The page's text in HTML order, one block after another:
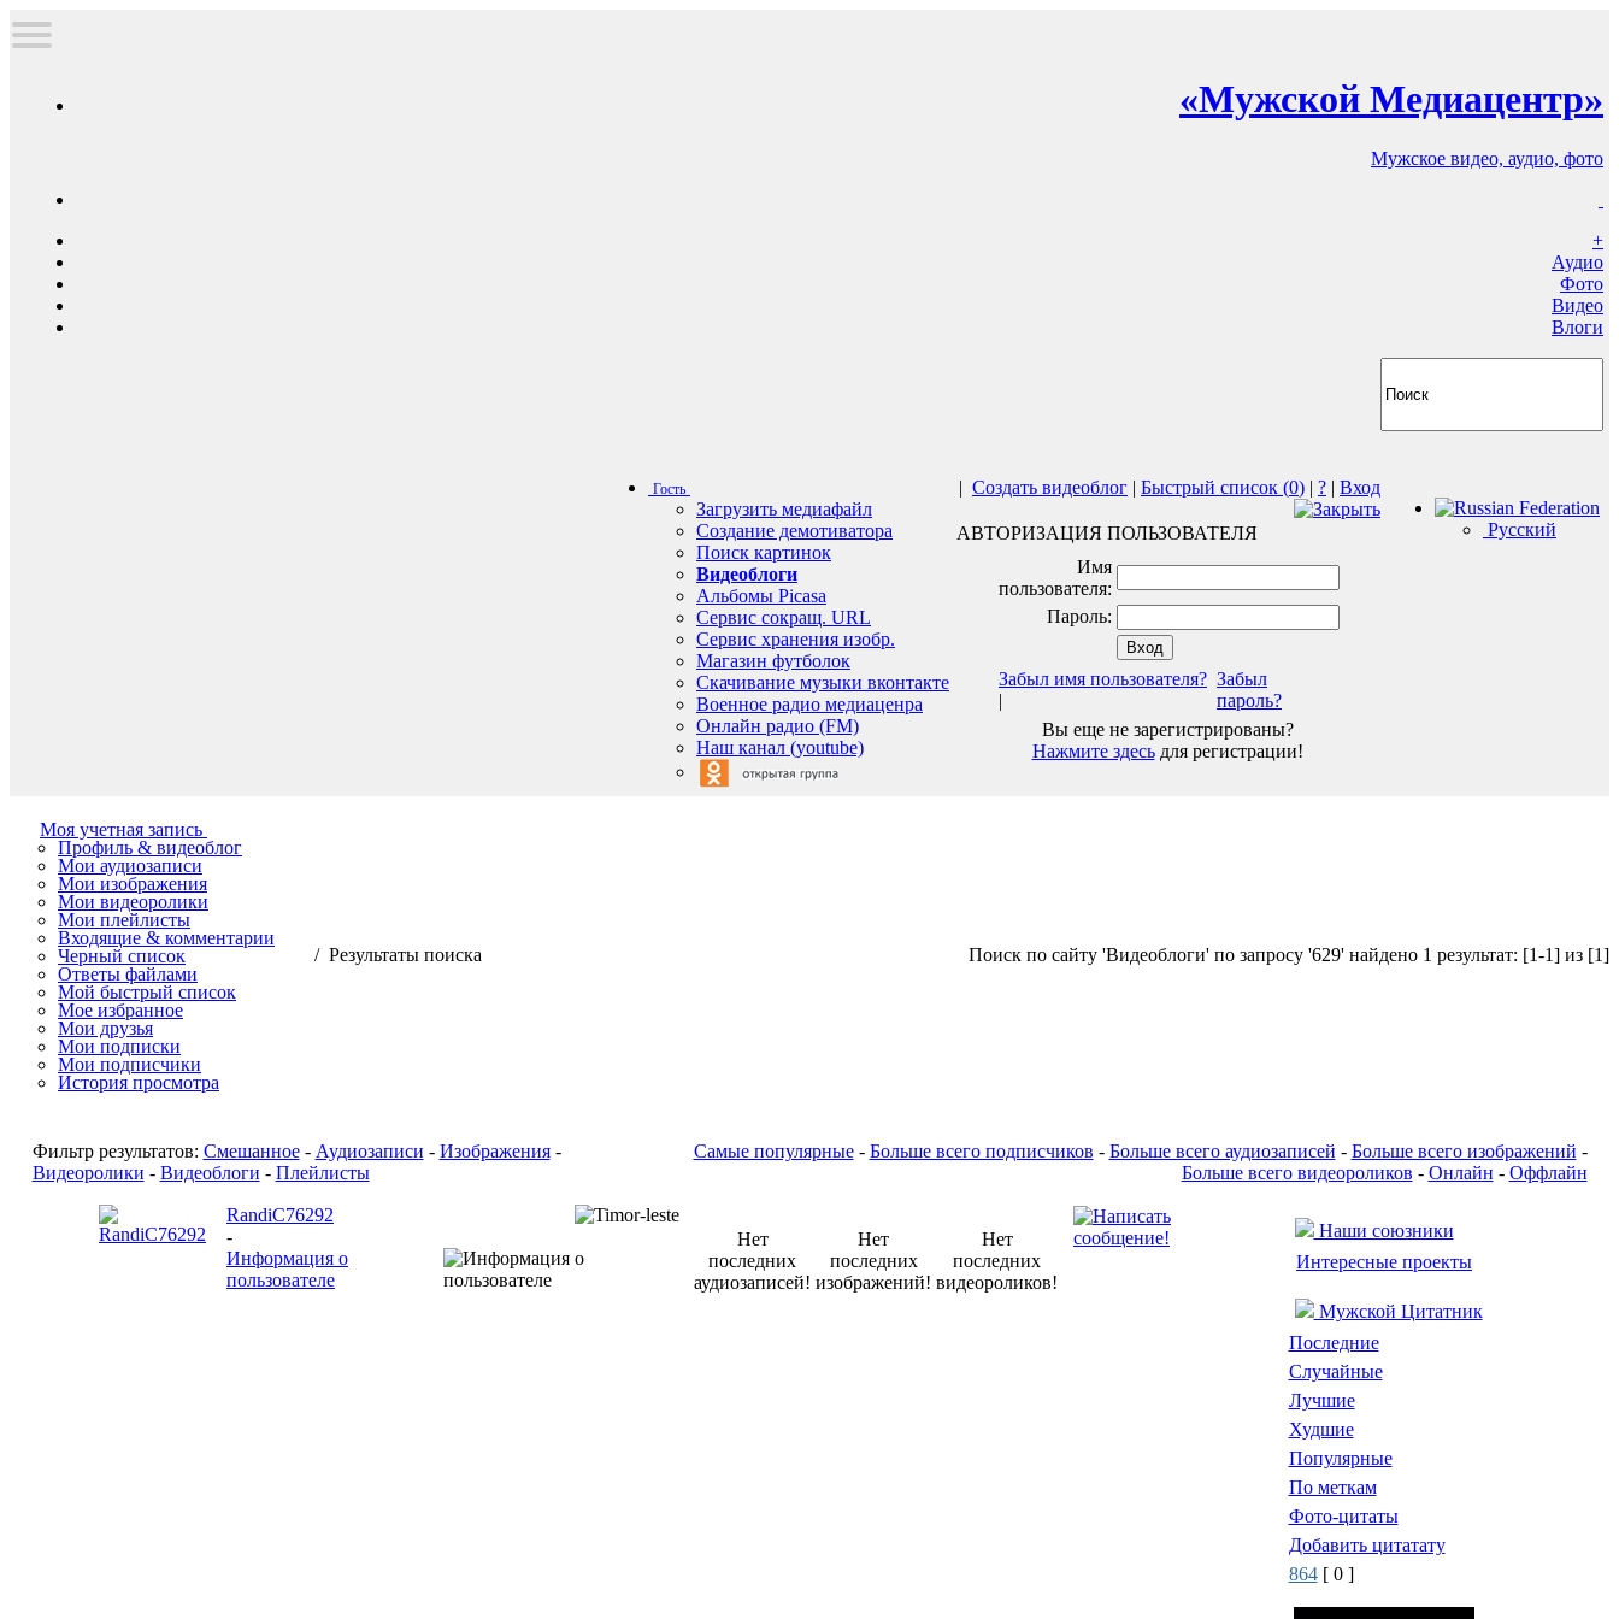
«Мужской Медиацентр»
Мужское видео, аудио, фото
+
Аудио
Фото
Видео
Влоги
Гость
Загрузить медиафайл
Создание демотиватора
Поиск картинок
Видеоблоги
Альбомы Picasa
Сервис сокращ. URL
Сервис хранения изобр.
Магазин футболок
Скачивание музыки вконтакте
Военное радио медиаценра
Онлайн радио (FM)
Наш канал (youtube)
| Создать видеоблог | Быстрый список (0) | ? | Вход
АВТОРИЗАЦИЯ ПОЛЬЗОВАТЕЛЯ
Имя
пользователя:
Пароль:
Забыл имя пользователя?
|
Забыл
пароль?
Вы еще не зарегистрированы?
Нажмите здесьдля регистрации!
Русский
Моя учетная запись
Профиль & видеоблог
Мои аудиозаписи
Мои изображения
Мои видеоролики
Мои плейлисты
Входящие & комментарии
Черный список
Ответы файлами
Мой быстрый список
Мое избранное
Мои друзья
Мои подписки
Мои подписчики
История просмотра
/ Результаты поиска Поиск по сайту 'Видеоблоги' по запросу '629' найдено 1 результат: [1-1] из [1]
Фильтр результатов: Смешанное- Аудиозаписи - Изображения-
Видеоролики - Видеоблоги - Плейлисты
Самые популярные- Больше всего подписчиков - Больше всего аудиозаписей - Больше всего изображений -
Больше всего видеороликов - Онлайн - Оффлайн
RandiC76292
-
Информация о
пользователе
Нет
последних
аудиозаписей!
Нет
последних
изображений!
Нет
последних
видеороликов!
Наши союзники
Интересные проекты
Мужской Цитатник
Последние
Случайные
Лучшие
Худшие
Популярные
По меткам
Фото-цитаты
Добавить цитатату
864 [ 0 ]